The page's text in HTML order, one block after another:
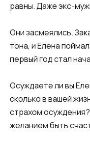
равны. Даже экс-
​Они засмеялись.
тона, и Елена
первый год стал
​​Осуждаете ли вы
сколько в вашей
страхом
желанием быть